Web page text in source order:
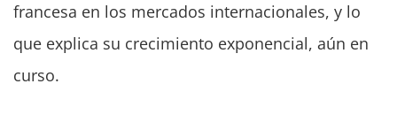
francesa en los mercados internacionales, y lo
que explica su crecimiento exponencial, aún en
curso.